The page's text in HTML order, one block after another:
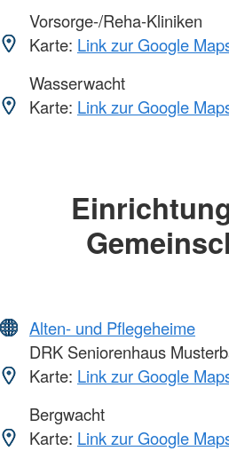
Vorsorge-/Reha-Kliniken
Karte: Link zur Google
Wasserwacht
Karte: Link zur Google
Alten- und Pflegeheime
DRK Seniorenhaus
Karte: Link zur Google
Bergwacht
Karte: Link zur Google